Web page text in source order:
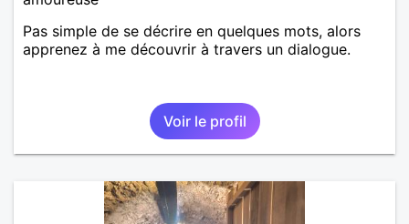
Pas simple de se décrire en quelques mots, alors
apprenez à me découvrir à travers un dialogue.
Voir le profil